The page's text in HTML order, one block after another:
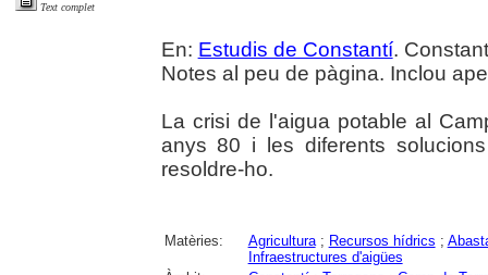
Text complet
En: Estudis de Constantí.
Notes al peu de pàgina. Inclou
La crisi de l'aigua potable al
anys 80 i les diferents
resoldre-ho.
Matèries: Agricultura; Recursos hídrics ;
Infraestructures d'aigües